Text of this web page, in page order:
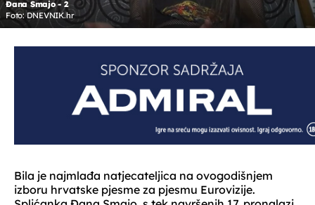
Đana Smajo - 2
Foto: DNEVNIK.hr
Bila je najmlađa natjecateljica na ovogodišnjem
izboru hrvatske pjesme za pjesmu Eurovizije.